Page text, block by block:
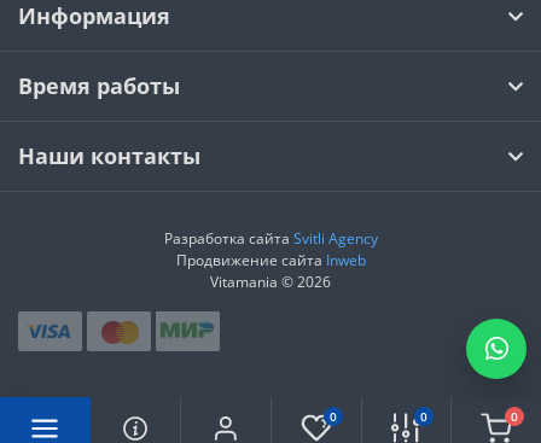
0 0 0
Информация
Время работы
Наши контакты
Разработка сайта Svitli Agency
Продвижение сайта Inweb
Vitamania © 2026